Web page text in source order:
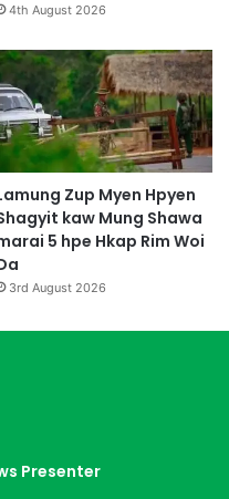
4th August 2026
Zup Myen Hpyen
kaw Mung Shawa
5 hpe Hkap Rim Woi
3rd August 2026
Presenter